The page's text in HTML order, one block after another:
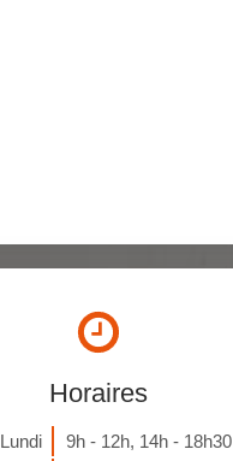
Horaires
Lundi 9h - 12h, 14h - 18h30